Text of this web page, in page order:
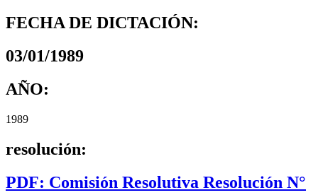
FECHA DE DICTACIÓN:
03/01/1989
AÑO:
1989
resolución:
PDF: Comisión Resolutiva Resolución N°